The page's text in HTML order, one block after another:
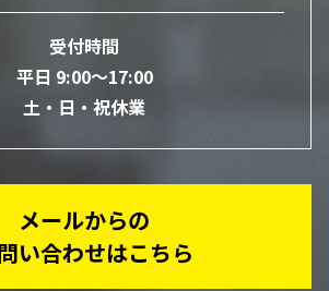
受付時間
平日 9:00～17:00
土・日・祝休業
メールからの
い合わせはこちら